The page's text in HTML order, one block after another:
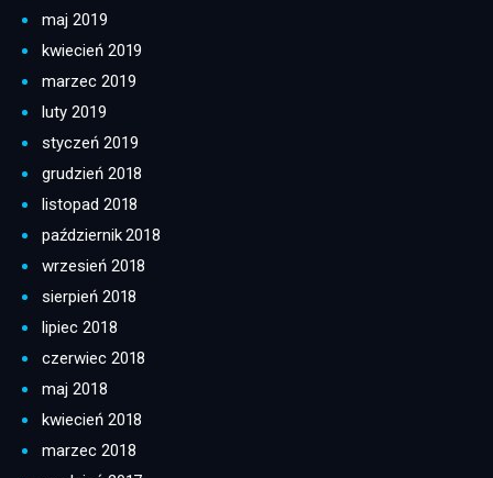
maj 2019
kwiecień 2019
marzec 2019
luty 2019
styczeń 2019
grudzień 2018
listopad 2018
październik 2018
wrzesień 2018
sierpień 2018
lipiec 2018
czerwiec 2018
maj 2018
kwiecień 2018
marzec 2018